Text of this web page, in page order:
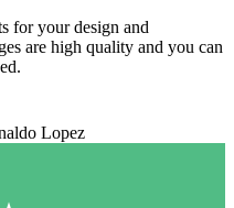
for your design and
are high quality and you can
Lopez